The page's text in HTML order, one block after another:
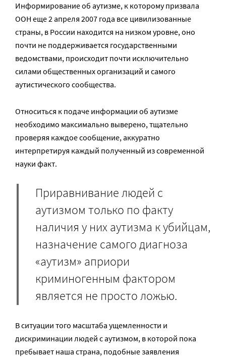
Информирование об аутизме, к которому призвала
ООН еще 2 апреля 2007 года все цивилизованные
страны, в России находится на низком уровне, оно
почти не поддерживается государственными
ведомствами, происходит почти исключительно
силами общественных организаций и самого
аутистического сообщества.
Относиться к подаче информации об аутизме
необходимо максимально выверено, тщательно
проверяя каждое сообщение, аккуратно
интерпретируя каждый полученный из современной
науки факт.
Приравнивание людей с
аутизмом только по факту
наличия у них аутизма к убийцам,
назначение самого диагноза
«аутизм» априори
криминогенным фактором
является не просто ложью.
В ситуации того масштаба ущемленности и
дискриминации людей с аутизмом, в которой пока
пребывает наша страна, подобные заявления